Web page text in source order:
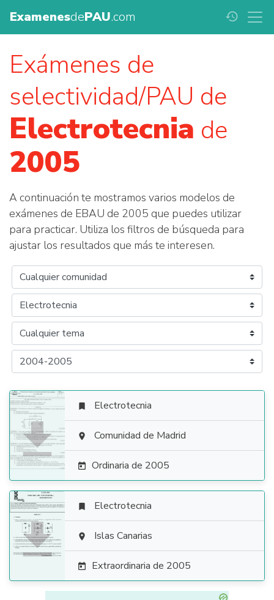
ExamenesdePAU.com history
Exámenes de
selectividad/PAU de
Electrotecnia de
2005
A continuación te mostramos varios modelos de
exámenes de EBAU de 2005 que puedes utilizar
para practicar. Utiliza los filtros de búsqueda para
ajustar los resultados que más te interesen.

 Electrotecnia
 Comunidad de Madrid
 Ordinaria de 2005

 Electrotecnia
 Islas Canarias
 Extraordinaria de 2005